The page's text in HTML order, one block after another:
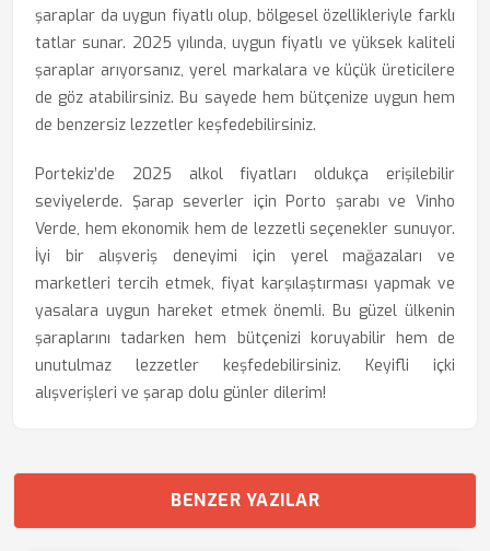
şaraplar da uygun fiyatlı olup, bölgesel özellikleriyle farklı
tatlar sunar. 2025 yılında, uygun fiyatlı ve yüksek kaliteli
şaraplar arıyorsanız, yerel markalara ve küçük üreticilere
de göz atabilirsiniz. Bu sayede hem bütçenize uygun hem
de benzersiz lezzetler keşfedebilirsiniz.
Portekiz’de 2025 alkol fiyatları oldukça erişilebilir
seviyelerde. Şarap severler için Porto şarabı ve Vinho
Verde, hem ekonomik hem de lezzetli seçenekler sunuyor.
İyi bir alışveriş deneyimi için yerel mağazaları ve
marketleri tercih etmek, fiyat karşılaştırması yapmak ve
yasalara uygun hareket etmek önemli. Bu güzel ülkenin
şaraplarını tadarken hem bütçenizi koruyabilir hem de
unutulmaz lezzetler keşfedebilirsiniz. Keyifli içki
alışverişleri ve şarap dolu günler dilerim!
BENZER YAZILAR